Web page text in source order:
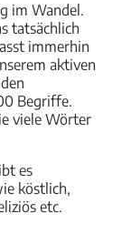
im Wandel.
tatsächlich
immerhin
aktiven
Begriffe.
viele Wörter
es
köstlich,
etc.